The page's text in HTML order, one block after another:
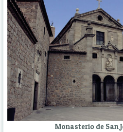
Monasterio de San